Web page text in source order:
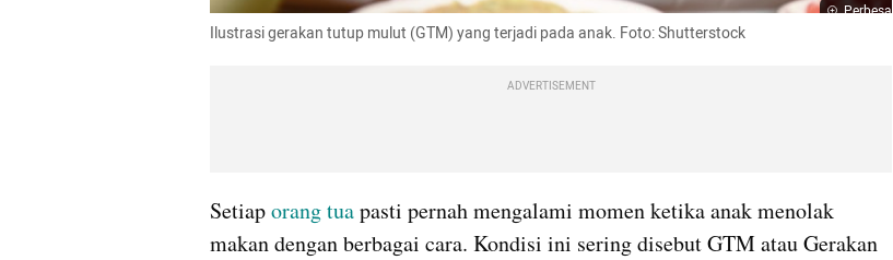
Perbesar
Ilustrasi gerakan tutup mulut (GTM) yang terjadi pada anak. Foto: Shutterstock
ADVERTISEMENT
Setiap orang tua pasti pernah mengalami momen ketika anak menolak
makan dengan berbagai cara. Kondisi ini sering disebut GTM atau Gerakan